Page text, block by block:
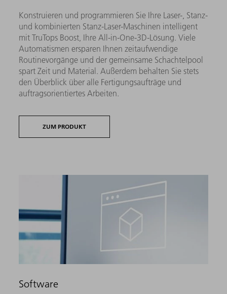
Konstruieren und programmieren Sie Ihre Laser-, Stanz-
und kombinierten Stanz-Laser-Maschinen intelligent
mit TruTops Boost, Ihre All-in-One-3D-Lösung. Viele
Automatismen ersparen Ihnen zeitaufwendige
Routinevorgänge und der gemeinsame Schachtelpool
spart Zeit und Material. Außerdem behalten Sie stets
den Überblick über alle Fertigungsaufträge und
auftragsorientiertes Arbeiten.
ZUM PRODUKT
Software